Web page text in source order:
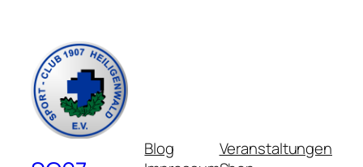
Blog
Veranstaltungen